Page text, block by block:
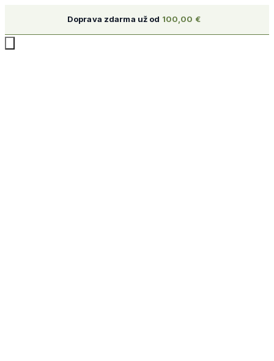
Doprava zdarma už od 100,00 €